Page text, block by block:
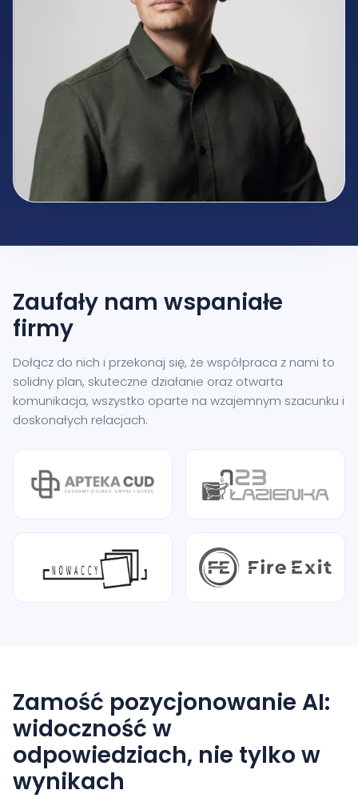
Zaufały nam wspaniałe
firmy
Dołącz do nich i przekonaj się, że współpraca z nami to
solidny plan, skuteczne działanie oraz otwarta
komunikacja, wszystko oparte na wzajemnym szacunku i
doskonałych relacjach.
Zamość pozycjonowanie AI:
widoczność w
odpowiedziach, nie tylko w
wynikach